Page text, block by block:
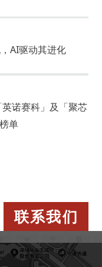
AI驱动其进化
诺赛科」及「聚芯
单
联系我们